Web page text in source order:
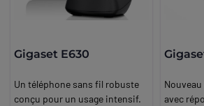
Gigaset E630
Un téléphone sans fil robuste
conçu pour un usage intensif.
avec